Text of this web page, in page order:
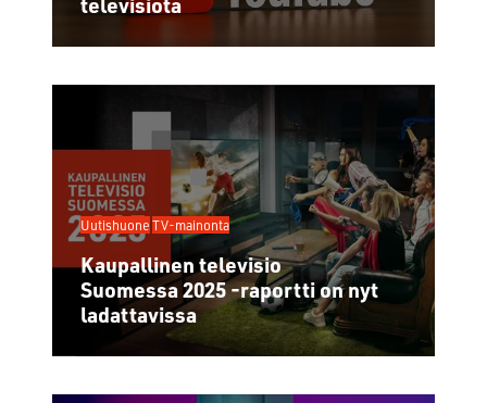
Uutishuone TV-mainonta
Kaupallinen televisio
Suomessa 2025 -raportti on nyt
ladattavissa